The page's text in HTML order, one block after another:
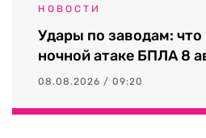
НОВОСТИ
Удары по заводам: что
ночной атаке БПЛА 8
08.08.2026 / 09:20